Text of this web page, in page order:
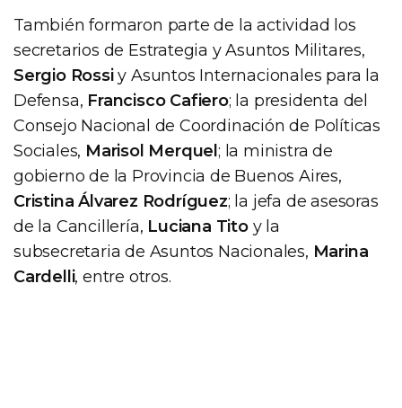
También formaron parte de la actividad los
secretarios de Estrategia y Asuntos Militares,
Sergio Rossiy Asuntos Internacionales para la
Defensa, Francisco Cafiero; la presidenta del
Consejo Nacional de Coordinación de Políticas
Sociales, Marisol Merquel; la ministra de
gobierno de la Provincia de Buenos Aires,
Cristina Álvarez Rodríguez; la jefa de asesoras
de la Cancillería, Luciana Titoy la
subsecretaria de Asuntos Nacionales, Marina
Cardelli, entre otros.